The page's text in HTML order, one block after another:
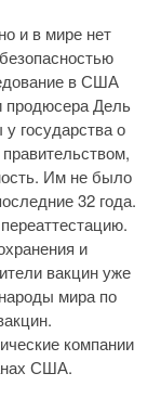
и в мире нет
в США
продюсера Дель
государства о
Им не было
32 года.
и
вакцин уже
мира по
компании
США.